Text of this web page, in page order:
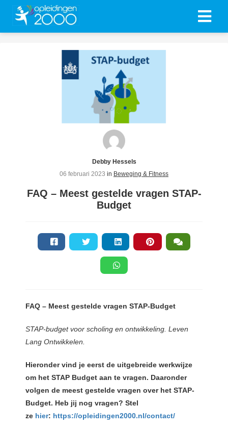
Debby Hessels
06 februari 2023 in Beweging & Fitness
FAQ – Meest gestelde vragen STAP-
Budget
FAQ – Meest gestelde vragen STAP-Budget
STAP-budget voor scholing en ontwikkeling. Leven
Lang Ontwikkelen.
Hieronder vind je eerst de uitgebreide werkwijze
om het STAP Budget aan te vragen. Daaronder
volgen de meest gestelde vragen over het STAP-
Budget. Heb jij nog vragen? Stel
ze hier: https://opleidingen2000.nl/contact/
gebruikt
worden
op